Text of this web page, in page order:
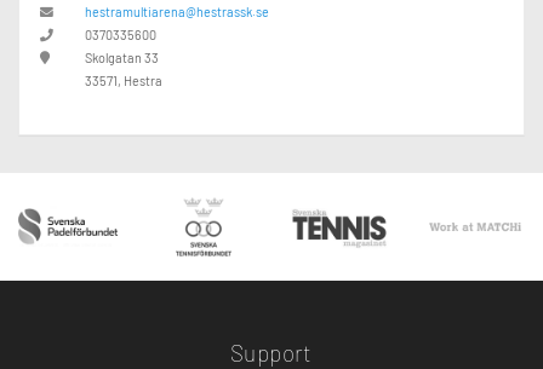
hestramultiarena@hestrassk.se
0370335600
Skolgatan 33
33571, Hestra
Support